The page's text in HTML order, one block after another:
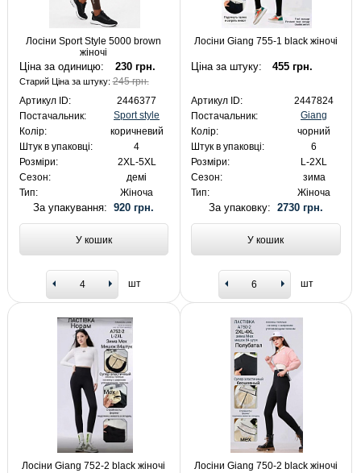
Лосіни Sport Style 5000 brown
жіночі
Ціна за одиницю: 230 грн.
Старий Ціна за штуку:245 грн.
Артикул ID:
2446377
Постачальник:
Sport style
Колір:
коричневий
Штук в упаковці:
4
Розміри:
2XL-5XL
Сезон:
демі
Тип:
Жіноча
За упакування:920 грн.
У кошик
шт
Лосіни Giang 755-1 black жіночі
Ціна за штуку: 455 грн.
Артикул ID:
2447824
Постачальник:
Giang
Колір:
чорний
Штук в упаковці:
6
Розміри:
L-2XL
Сезон:
зима
Тип:
Жіноча
За упаковку: 2730 грн.
У кошик
шт
Лосіни Giang 752-2 black жіночі Лосіни Giang 750-2 black жіночі